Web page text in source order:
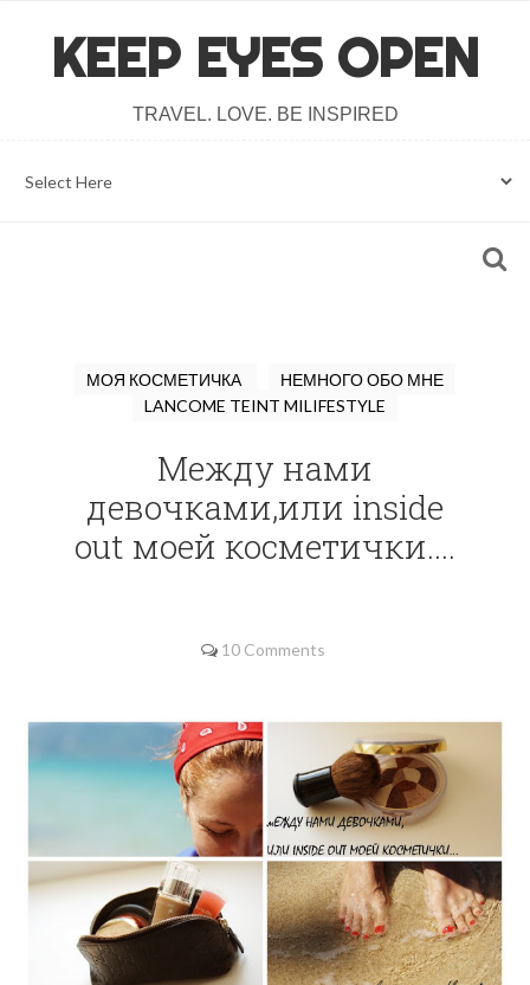
KEEP EYES OPEN
TRAVEL. LOVE. BE INSPIRED
МОЯ КОСМЕТИЧКА
НЕМНОГО ОБО МНЕ
LANCOME TEINT MILIFESTYLE
Между нами
девочками,или inside
out моей косметички....
10 Comments